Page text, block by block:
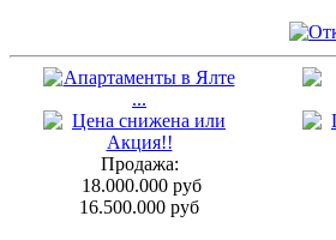
Продажа:
18.000.000 руб
16.500.000 руб